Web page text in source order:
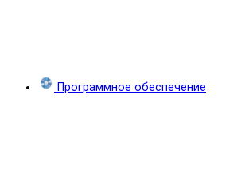
Программное обеспечение